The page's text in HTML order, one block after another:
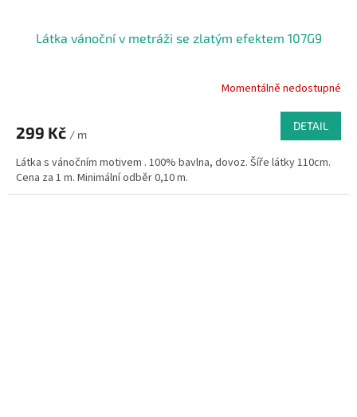
Látka vánoční v metráži se zlatým efektem 107G9
Momentálně nedostupné
299 Kč / m
DETAIL
Látka s vánočním motivem . 100% bavlna, dovoz. Šíře látky 110cm.
Cena za 1 m. Minimální odběr 0,10 m.